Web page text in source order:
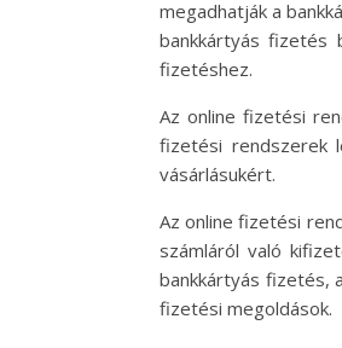
megadhatják a
bankkártyás fizetés
fizetéshez.
Az online fizetési
fizetési rendszerek
vásárlásukért.
Az online fizetési
számláról való
bankkártyás fizetés,
fizetési megoldások.